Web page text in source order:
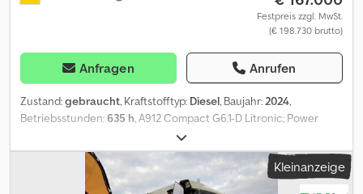
Festpreis zzgl. MwSt.
(€ 198.730 brutto)
Anfragen Anrufen
Zustand:gebraucht, Kraftstofftyp: Diesel, Baujahr:2024,
Betriebsstunden:635 h, A912 Compact G6.1-D Litronic; Power
Pack Stufe V; Rohrbruchsicherung Stielzylinder; LIDAT Hardware;
Abstützplanierschild hinten 2.550 mm breit; Zwillings-Bereifung
Liebherr EM 22 (290-90-20 PR 18); Vorwärmung Kraftstoff;
Fahrersitz Comfort; Verstellausleger schwenkbar 4,25 m;
Kleinanzeige